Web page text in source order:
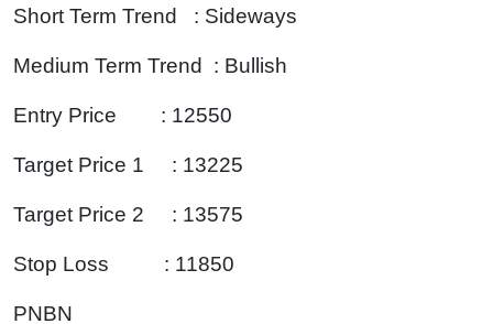
Short Term Trend : Sideways
Medium Term Trend : Bullish
Entry Price : 12550
Target Price 1 : 13225
Target Price 2 : 13575
Stop Loss : 11850
PNBN